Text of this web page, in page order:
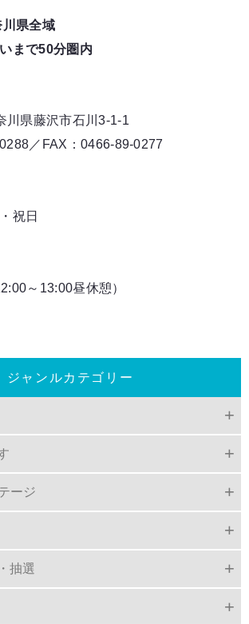
ジャンルカテゴリー
ージ
抽選
県全域
まで50分圏内
川県藤沢市石川3-1-1
／FAX：0466-89-0277
祝日
～13:00昼休憩）